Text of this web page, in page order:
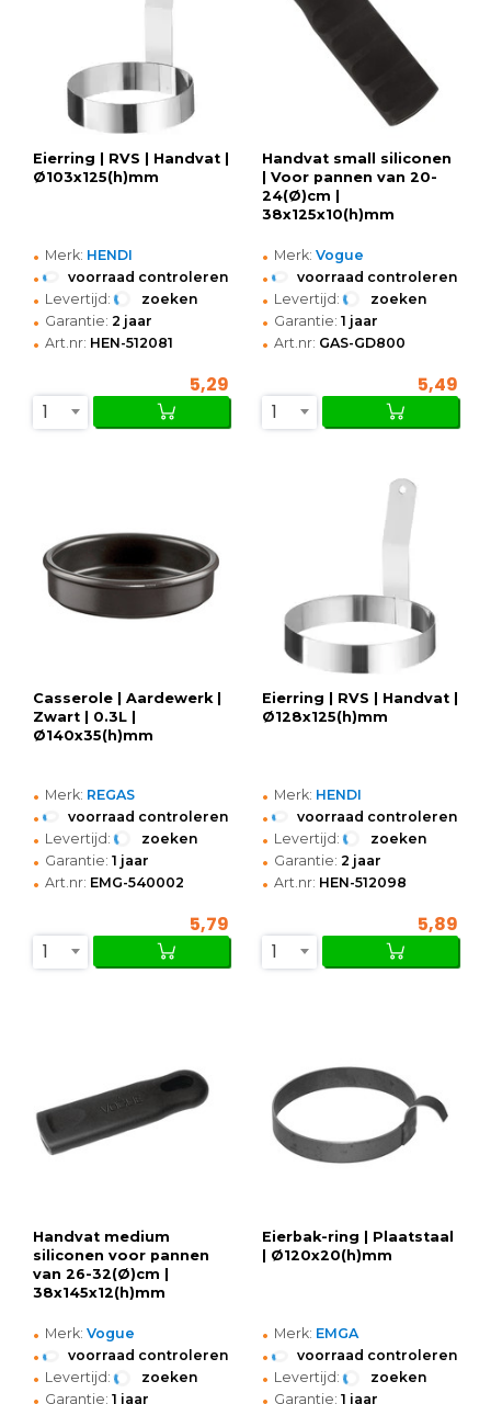
Eierring | RVS | Handvat |
Ø103x125(h)mm
• Merk: HENDI
• voorraad controleren
• Levertijd: zoeken
• Garantie: 2 jaar
• Art.nr: HEN-512081
5,29
1
Handvat small siliconen
| Voor pannen van 20-
24(Ø)cm |
38x125x10(h)mm
• Merk: Vogue
• voorraad controleren
• Levertijd: zoeken
• Garantie: 1 jaar
• Art.nr: GAS-GD800
5,49
1
Casserole | Aardewerk |
Zwart | 0.3L |
Ø140x35(h)mm
• Merk: REGAS
• voorraad controleren
• Levertijd: zoeken
• Garantie: 1 jaar
• Art.nr: EMG-540002
5,79
1
Eierring | RVS | Handvat |
Ø128x125(h)mm
• Merk: HENDI
• voorraad controleren
• Levertijd: zoeken
• Garantie: 2 jaar
• Art.nr: HEN-512098
5,89
1
Handvat medium
siliconen voor pannen
van 26-32(Ø)cm |
38x145x12(h)mm
• Merk: Vogue
• voorraad controleren
• Levertijd: zoeken
Garantie: 1 jaar
Eierbak-ring | Plaatstaal
| Ø120x20(h)mm
• Merk: EMGA
• voorraad controleren
• Levertijd: zoeken
Garantie: 1 jaar